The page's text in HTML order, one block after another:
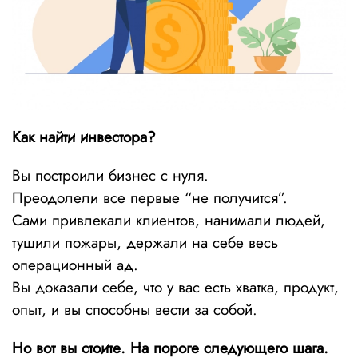
Как найти инвестора?
Вы построили бизнес с нуля.
Преодолели все первые “не получится”.
Сами привлекали клиентов, нанимали людей,
тушили пожары, держали на себе весь
операционный ад.
Вы доказали себе, что у вас есть хватка, продукт,
опыт, и вы способны вести за собой.
Но вот вы стоите. На пороге следующего шага.